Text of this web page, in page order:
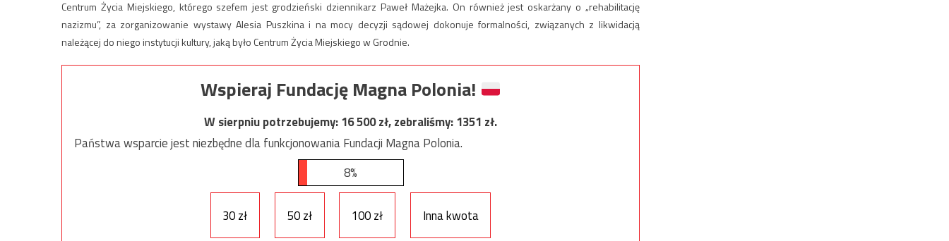
Centrum Życia Miejskiego, którego szefem jest grodzieński dziennikarz Paweł Mażejka. On również jest oskarżany o „rehabilitację
nazizmu”, za zorganizowanie wystawy Alesia Puszkina i na mocy decyzji sądowej dokonuje formalności, związanych z likwidacją
należącej do niego instytucji kultury, jaką było Centrum Życia Miejskiego w Grodnie.
Wspieraj Fundację Magna Polonia!
W sierpniu potrzebujemy:16 500zł, zebraliśmy:1351 zł.
Państwa wsparcie jest niezbędne dla funkcjonowania Fundacji Magna Polonia.
8%
30 zł 50 zł 100 zł
Inna kwota